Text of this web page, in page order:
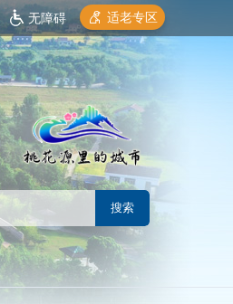
无障碍 适老专区